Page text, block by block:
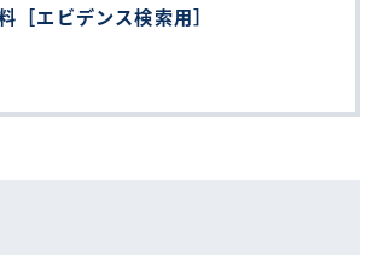
［エビデンス検索用］